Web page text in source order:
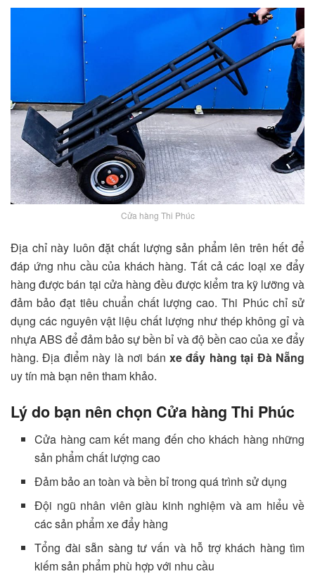
Cửa hàng Thi Phúc
Địa chỉ này luôn đặt chất lượng sản phẩm lên trên hết để
đáp ứng nhu cầu của khách hàng. Tất cả các loại xe đẩy
hàng được bán tại cửa hàng đều được kiểm tra kỹ lưỡng và
đảm bảo đạt tiêu chuẩn chất lượng cao. Thi Phúc chỉ sử
dụng các nguyên vật liệu chất lượng như thép không gỉ và
nhựa ABS để đảm bảo sự bền bỉ và độ bền cao của xe đẩy
hàng. Địa điểm này là nơi bán xe đẩy hàng tại Đà Nẵng
uy tín mà bạn nên tham khảo.
Lý do bạn nên chọn Cửa hàng Thi Phúc
Cửa hàng cam kết mang đến cho khách hàng những
sản phẩm chất lượng cao
Đảm bảo an toàn và bền bỉ trong quá trình sử dụng
Đội ngũ nhân viên giàu kinh nghiệm và am hiểu về
các sản phẩm xe đẩy hàng
Tổng đài sẵn sàng tư vấn và hỗ trợ khách hàng tìm
kiếm sản phẩm phù hợp với nhu cầu